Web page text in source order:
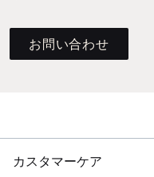
お問い合わせ
カスタマーケア